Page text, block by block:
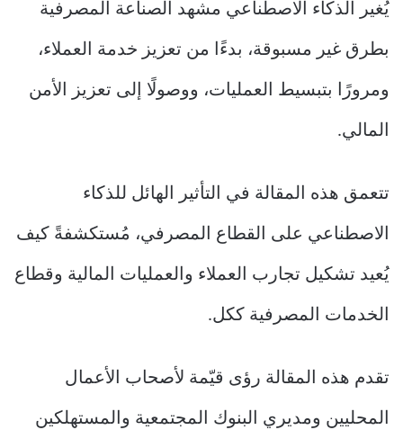
يُغير الذكاء الاصطناعي مشهد الصناعة المصرفية
بطرق غير مسبوقة، بدءًا من تعزيز خدمة العملاء،
ومرورًا بتبسيط العمليات، ووصولًا إلى تعزيز الأمن
المالي.
تتعمق هذه المقالة في التأثير الهائل للذكاء
الاصطناعي على القطاع المصرفي، مُستكشفةً كيف
يُعيد تشكيل تجارب العملاء والعمليات المالية وقطاع
الخدمات المصرفية ككل.
تقدم هذه المقالة رؤى قيّمة لأصحاب الأعمال
المحليين ومديري البنوك المجتمعية والمستهلكين